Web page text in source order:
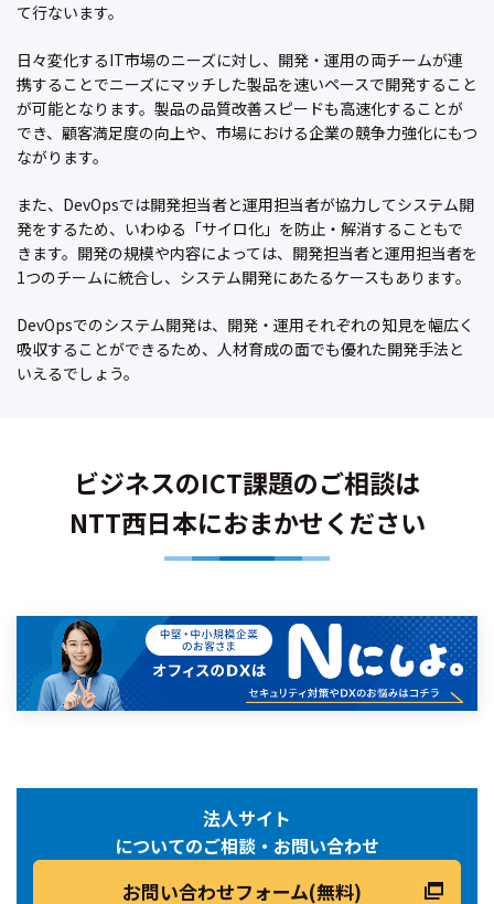
て行ないます。
日々変化するIT市場のニーズに対し、開発・運用の両チームが連
携することでニーズにマッチした製品を速いペースで開発すること
が可能となります。製品の品質改善スピードも高速化することが
でき、顧客満足度の向上や、市場における企業の競争力強化にもつ
ながります。
また、DevOpsでは開発担当者と運用担当者が協力してシステム開
発をするため、いわゆる「サイロ化」を防止・解消することもで
きます。開発の規模や内容によっては、開発担当者と運用担当者を
1つのチームに統合し、システム開発にあたるケースもあります。
DevOpsでのシステム開発は、開発・運用それぞれの知見を幅広く
吸収することができるため、人材育成の面でも優れた開発手法と
いえるでしょう。
ビジネスのICT課題のご相談は
NTT西日本におまかせください
法人サイト
についてのご相談・お問い合わせ
お問い合わせフォーム(無料)